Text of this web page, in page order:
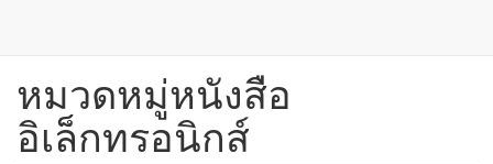
ข้าม
เนื้อหา
หมวดหมู่หนังสือ
อิเล็กทรอนิกส์